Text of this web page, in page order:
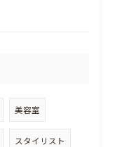
美容室
スタイリスト